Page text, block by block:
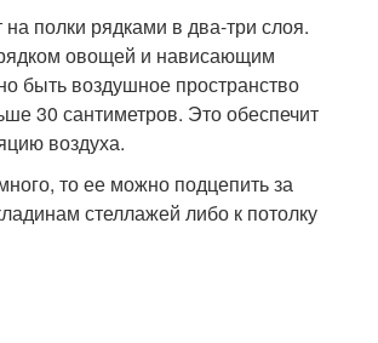
полки рядками в два-три слоя.
овощей и нависающим
быть воздушное пространство
30 сантиметров. Это обеспечит
воздуха.
то ее можно подцепить за
стеллажей либо к потолку